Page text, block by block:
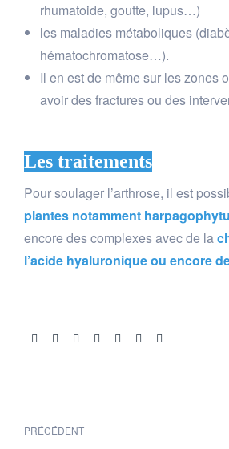
rhumatoide, goutte, lupus…)
les maladies métaboliques
hématochromatose…).
Il en est de même sur les zones
avoir des fractures ou des
Les traitements
Pour soulager l’arthrose, il est
plantes notamment
encore des complexes avec de la
l’acide hyaluronique ou encore
Share:
PRÉCÉDENT